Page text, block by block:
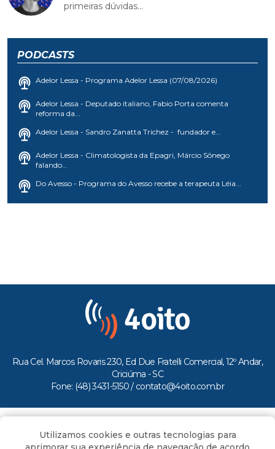
primeiras dúvidas...
PODCASTS
Adelor Lessa - Programa Adelor Lessa (07/08/2026)
Adelor Lessa - Deputado italiano, Fabio Porta comenta
reforma da...
Adelor Lessa - Sandro Zanatta Trichez - fundador e...
Adelor Lessa - Climatologista da Epagri, Márcio Sônego
falando...
Do Avesso - Programa do Avesso recebe a terapeuta Léia...
Rua Cel. Marcos Rovaris 230, Ed Due Fratelli Comercial, 12º Andar,
Criciúma - SC
Fone: (48) 3431-5150 / contato@4oito.com.br
Todos os direitos reservados ao Portal 4oito
Utilizamos cookies e outras tecnologias para